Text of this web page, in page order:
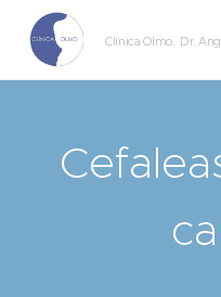
Clínica Olmo. Dr.